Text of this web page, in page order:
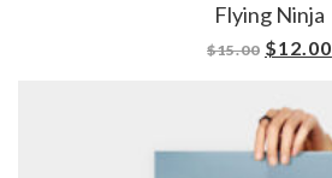
Flying Ninja
$15.00 $12.00